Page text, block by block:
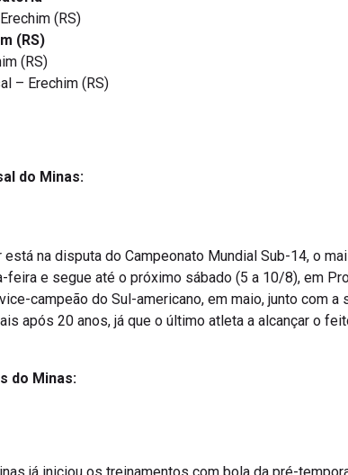
(RS)
(RS)
(RS)
– Erechim (RS)
do Minas:
na disputa do Campeonato Mundial Sub-14, o
e segue até o próximo sábado (5 a 10/8), em
campeão do Sul-americano, em maio, junto com
após 20 anos, já que o último atleta a alcançar o
do Minas:
já iniciou os treinamentos com bola da pré-